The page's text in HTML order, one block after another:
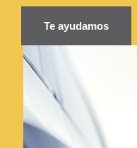
Te ayudamos